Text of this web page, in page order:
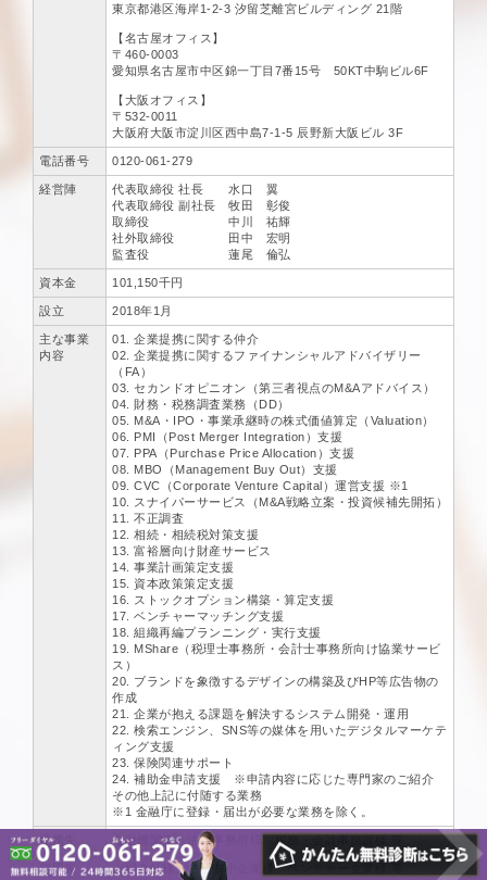
東京都港区海岸1-2-3 汐留芝離宮ビルディング 21階
【名古屋オフィス】
〒460-0003
愛知県名古屋市中区錦一丁目7番15号 50KT中駒ビル6F
【大阪オフィス】
〒532-0011
大阪府大阪市淀川区西中島7-1-5 辰野新大阪ビル 3F
電話番号 0120-061-279
経営陣
代表取締役 社長 水口 翼
代表取締役 副社長 牧田 彰俊
取締役 中川 祐輝
社外取締役 田中 宏明
監査役 蓮尾 倫弘
資本金 101,150千円
設立 2018年1月
主な事業
内容
01. 企業提携に関する仲介
02. 企業提携に関するファイナンシャルアドバイザリー
（FA）
03. セカンドオピニオン（第三者視点のM&Aアドバイス）
04. 財務・税務調査業務（DD）
05. M&A・IPO・事業承継時の株式価値算定（Valuation）
06. PMI（Post Merger Integration）支援
07. PPA（Purchase Price Allocation）支援
08. MBO（Management Buy Out）支援
09. CVC（Corporate Venture Capital）運営支援 ※1
10. スナイパーサービス（M&A戦略立案・投資候補先開拓）
11. 不正調査
12. 相続・相続税対策支援
13. 富裕層向け財産サービス
14. 事業計画策定支援
15. 資本政策策定支援
16. ストックオプション構築・算定支援
17. ベンチャーマッチング支援
18. 組織再編プランニング・実行支援
19. MShare（税理士事務所・会計士事務所向け協業サービ
ス）
20. ブランドを象徴するデザインの構築及びHP等広告物の
作成
21. 企業が抱える課題を解決するシステム開発・運用
22. 検索エンジン、SNS等の媒体を用いたデジタルマーケテ
ィング支援
23. 保険関連サポート
24. 補助金申請支援 ※申請内容に応じた専門家のご紹介
その他上記に付随する業務
※1 金融庁に登録・届出が必要な業務を除く。
提携先 金融機関様、法律事務所様、税務・会計事務所様 等
顧問先 上場会社様、中堅中小企業様、ベンチャー企業様 等